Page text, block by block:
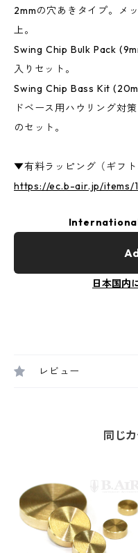
2mmの穴あきタイプ。メ
上。
Swing Chip Bulk Pack
入りセット。
Swing Chip Bass Kit
ドベース用ハウリング対
のセット。
▼有料ラッピング（ギフト
https://ec.b-air.jp/items/
日本国内
レビュー
同じ